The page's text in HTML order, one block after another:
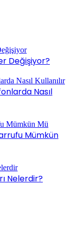
Değişiyor?
Nasıl
Mümkün
Nelerdir?